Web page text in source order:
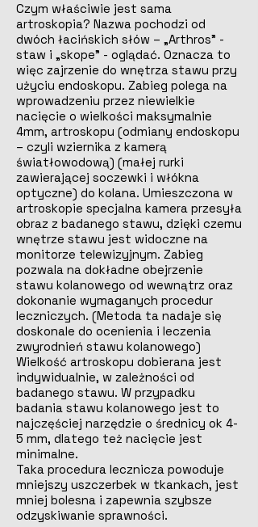
Czym właściwie jest sama
artroskopia? Nazwa pochodzi od
dwóch łacińskich słów – „Arthros” -
staw i „skope” - oglądać. Oznacza to
więc zajrzenie do wnętrza stawu przy
użyciu endoskopu. Zabieg polega na
wprowadzeniu przez niewielkie
nacięcie o wielkości maksymalnie
4mm, artroskopu (odmiany endoskopu
– czyli wziernika z kamerą
światłowodową) (małej rurki
zawierającej soczewki i włókna
optyczne) do kolana. Umieszczona w
artroskopie specjalna kamera przesyła
obraz z badanego stawu, dzięki czemu
wnętrze stawu jest widoczne na
monitorze telewizyjnym. Zabieg
pozwala na dokładne obejrzenie
stawu kolanowego od wewnątrz oraz
dokonanie wymaganych procedur
leczniczych. (Metoda ta nadaje się
doskonale do ocenienia i leczenia
zwyrodnień stawu kolanowego)
Wielkość artroskopu dobierana jest
indywidualnie, w zależności od
badanego stawu. W przypadku
badania stawu kolanowego jest to
najczęściej narzędzie o średnicy ok 4-
5 mm, dlatego też nacięcie jest
minimalne.
Taka procedura lecznicza powoduje
mniejszy uszczerbek w tkankach, jest
mniej bolesna i zapewnia szybsze
odzyskiwanie sprawności.